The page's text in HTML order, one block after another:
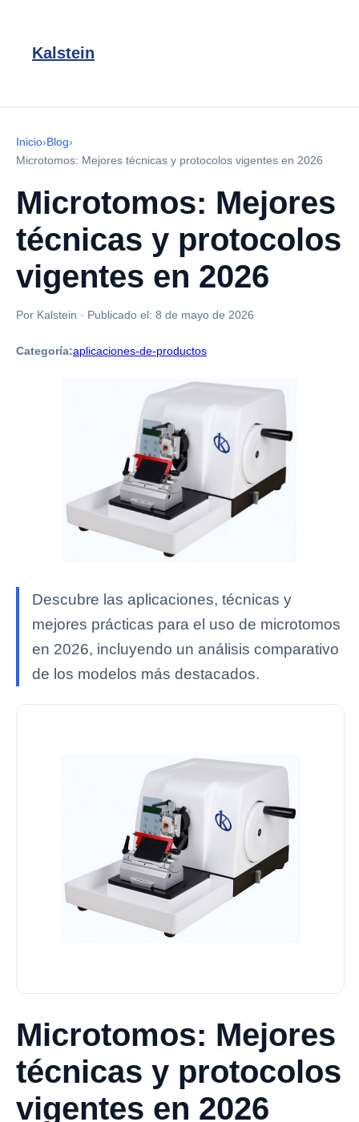
Kalstein
Inicio›Blog›
Microtomos: Mejores técnicas y protocolos vigentes en 2026
Microtomos: Mejores
técnicas y protocolos
vigentes en 2026
Por Kalstein · Publicado el: 8 de mayo de 2026
Categoría:aplicaciones-de-productos
Descubre las aplicaciones, técnicas y
mejores prácticas para el uso de microtomos
en 2026, incluyendo un análisis comparativo
de los modelos más destacados.
Microtomos: Mejores
técnicas y protocolos
vigentes en 2026